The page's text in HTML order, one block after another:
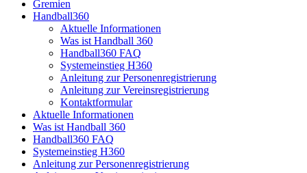
Gremien
Handball360
Aktuelle Informationen
Was ist Handball 360
Handball360 FAQ
Systemeinstieg H360
Anleitung zur Personenregistrierung
Anleitung zur Vereinsregistrierung
Kontaktformular
Aktuelle Informationen
Was ist Handball 360
Handball360 FAQ
Systemeinstieg H360
Anleitung zur Personenregistrierung